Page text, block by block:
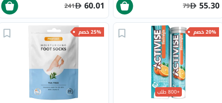
55.30
79
60.01
241
20% خصم
+800 طلب
25% خصم